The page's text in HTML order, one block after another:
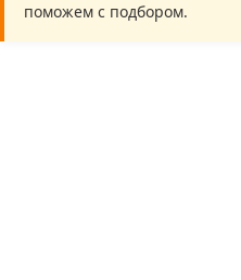
поможем с подбором.